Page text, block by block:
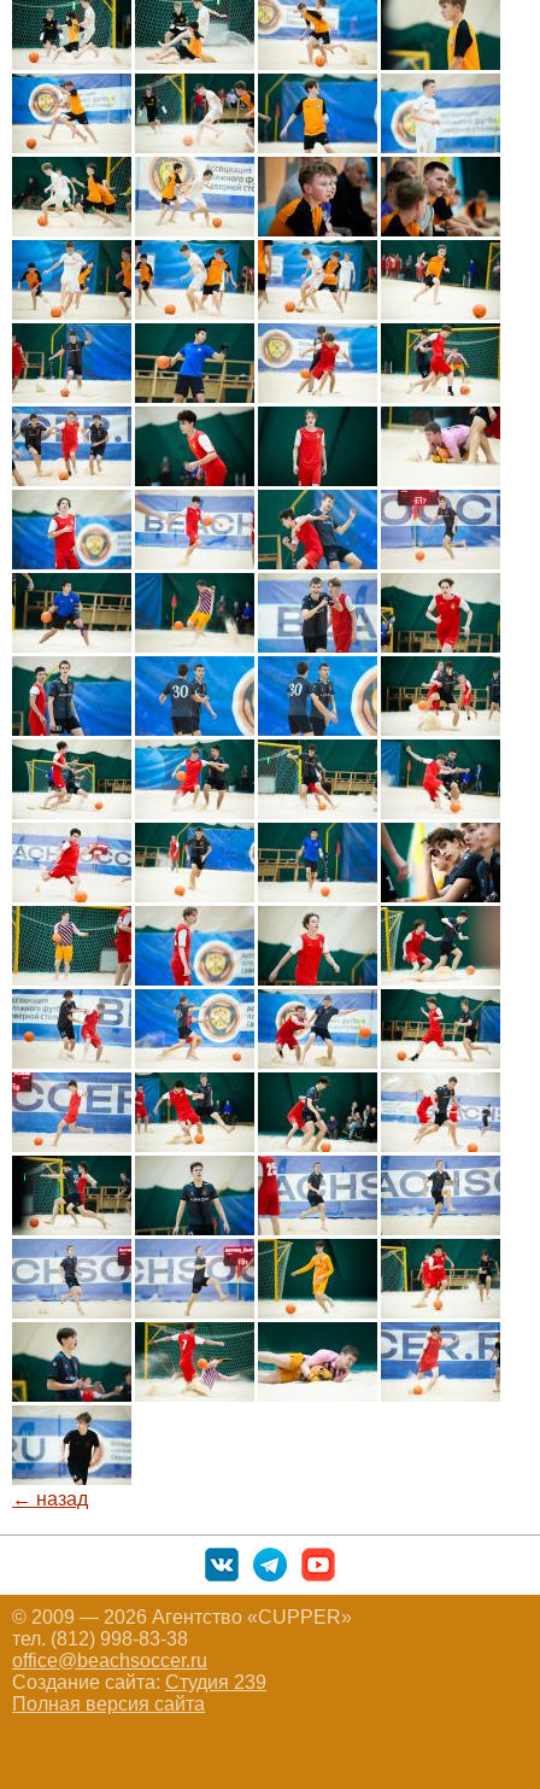
← назад
© 2009 — 2026 Агентство «CUPPER»
тел. (812) 998-83-38
office@beachsoccer.ru
Создание сайта: Студия 239
Полная версия сайта